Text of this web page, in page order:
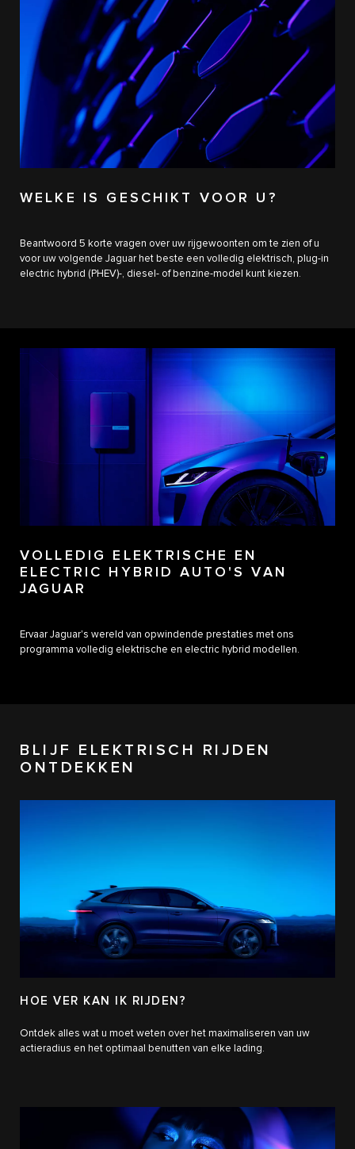
WELKE IS GESCHIKT VOOR U?
Beantwoord 5 korte vragen over uw rijgewoonten om te zien of u
voor uw volgende Jaguar het beste een volledig elektrisch, plug-in
electric hybrid (PHEV)-, diesel- of benzine-model kunt kiezen.
VOLLEDIG ELEKTRISCHE EN
ELECTRIC HYBRID AUTO'S VAN
JAGUAR
Ervaar Jaguar's wereld van opwindende prestaties met ons
programma volledig elektrische en electric hybrid modellen.
BLIJF ELEKTRISCH RIJDEN
ONTDEKKEN
HOE VER KAN IK RIJDEN?
Ontdek alles wat u moet weten over het maximaliseren van uw
actieradius en het optimaal benutten van elke lading.